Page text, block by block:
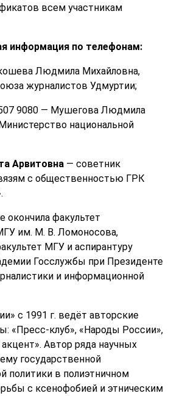
всем участникам
информация по телефонам:
Людмила Михайловна,
журналистов Удмуртии;
9080 — Мушегова Людмила
национальной
Арвитовна— советник
с общественностью ГРК
окончила факультет
им. М. В. Ломоносова,
МГУ и аспирантуру
Госслужбы при Президенте
и информационной
с 1991 г. ведёт авторские
«Пресс-клуб», «Народы России»,
Автор ряда научных
государственной
политики в полиэтничном
с ксенофобией и этническим